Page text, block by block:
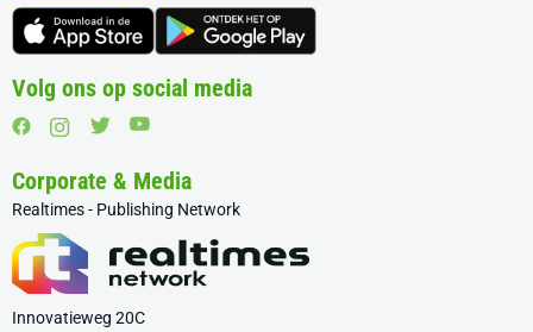
Volg ons op social media
Corporate & Media
Realtimes - Publishing Network
Innovatieweg 20C